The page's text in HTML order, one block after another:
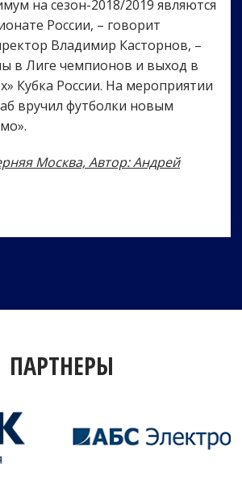
на сезон-2018/2019 являются
России, – говорит
Владимир Касторнов, –
в Лиге чемпионов и выход в
Кубка России. На мероприятии
вручил футболки новым
Москва, Автор: Андрей
ПАРТНЕРЫ